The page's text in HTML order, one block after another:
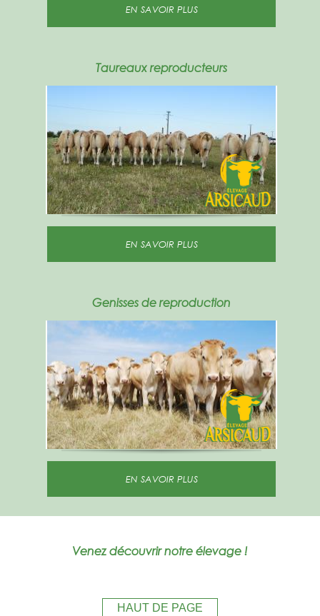
EN SAVOIR PLUS
Taureaux reproducteurs
EN SAVOIR PLUS
Genisses de reproduction
EN SAVOIR PLUS
Venez découvrir notre élevage !
HAUT DE PAGE